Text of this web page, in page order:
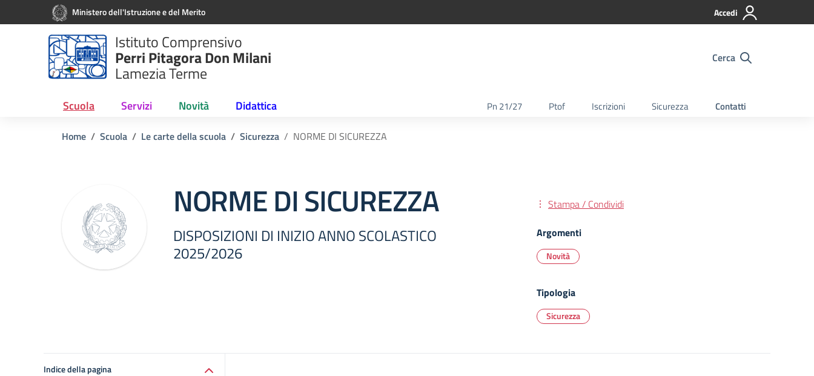
Vai ai contenuti
Vai al menu di navigazioneMinistero dell'Istruzione e del Merito Accedi
Istituto Comprensivo
Perri Pitagora Don Milani
Lamezia Terme
Cerca
Scuola Servizi Novità Didattica Pn 21/27 Ptof Iscrizioni Sicurezza Contatti
Home Scuola Le carte della scuola Sicurezza NORME DI SICUREZZA
NORME DI SICUREZZA
DISPOSIZIONI DI INIZIO ANNO SCOLASTICO
2025/2026
Stampa / Condividi
Argomenti
Novità
Tipologia
Sicurezza
Indice della pagina